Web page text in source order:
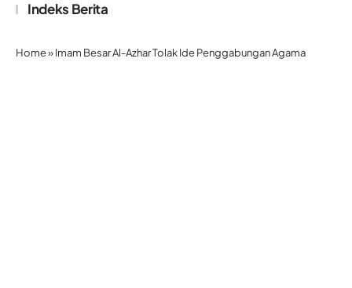
Indeks Berita
Home»Imam Besar Al-Azhar Tolak Ide Penggabungan Agama